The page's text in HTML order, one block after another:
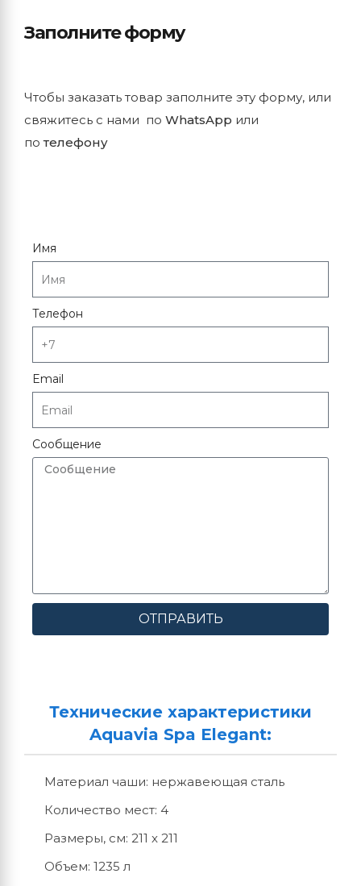
Заполните форму
Чтобы заказать товар заполните эту форму, или
свяжитесь с нами по WhatsApp или
потелефону
Имя
Телефон
Email
Сообщение
ОТПРАВИТЬ
Технические характеристики
Aquavia Spa Elegant:
Материал чаши: нержавеющая сталь
Количество мест: 4
Размеры, см: 211 x 211
Объем: 1235 л